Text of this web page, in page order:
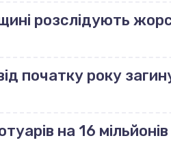
розслідують
початку року
на 16 мільйонів